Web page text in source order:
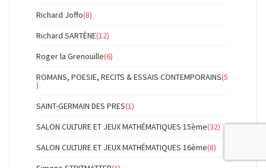
Richard Joffo(8)
Richard SARTÈNE(12)
Roger la Grenouille(6)
ROMANS, POESIE, RECITS & ESSAIS CONTEMPORAINS(5
)
SAINT-GERMAIN DES PRES(1)
SALON CULTURE ET JEUX MATHÉMATIQUES 15ème(32)
SALON CULTURE ET JEUX MATHÉMATIQUES 16ème(8)